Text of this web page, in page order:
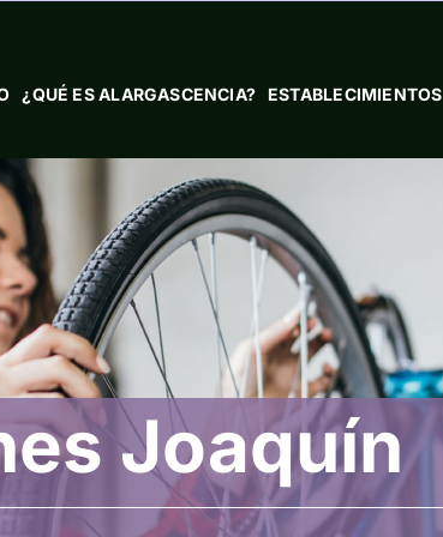
¿QUÉ ES ALARGASCENCIA? ESTABLECIMIENTOS
Joaquín